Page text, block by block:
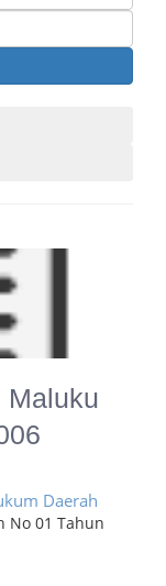
Maluku
Daerah
No 01 Tahun